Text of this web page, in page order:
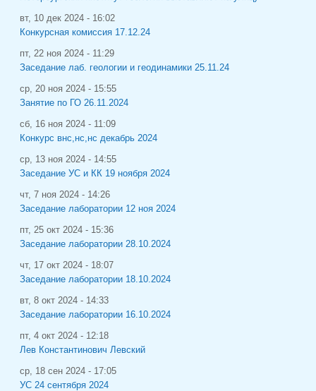
вт, 10 дек 2024 - 16:02
Конкурсная комиссия 17.12.24
пт, 22 ноя 2024 - 11:29
Заседание лаб. геологии и геодинамики 25.11.24
ср, 20 ноя 2024 - 15:55
Занятие по ГО 26.11.2024
сб, 16 ноя 2024 - 11:09
Конкурс внс,нс,нс декабрь 2024
ср, 13 ноя 2024 - 14:55
Заседание УС и КК 19 ноября 2024
чт, 7 ноя 2024 - 14:26
Заседание лаборатории 12 ноя 2024
пт, 25 окт 2024 - 15:36
Заседание лаборатории 28.10.2024
чт, 17 окт 2024 - 18:07
Заседание лаборатории 18.10.2024
вт, 8 окт 2024 - 14:33
Заседание лаборатории 16.10.2024
пт, 4 окт 2024 - 12:18
Лев Константинович Левский
ср, 18 сен 2024 - 17:05
УС 24 сентября 2024